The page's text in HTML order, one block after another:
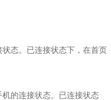
态。已连接状态下，在首页
的连接状态。已连接状态